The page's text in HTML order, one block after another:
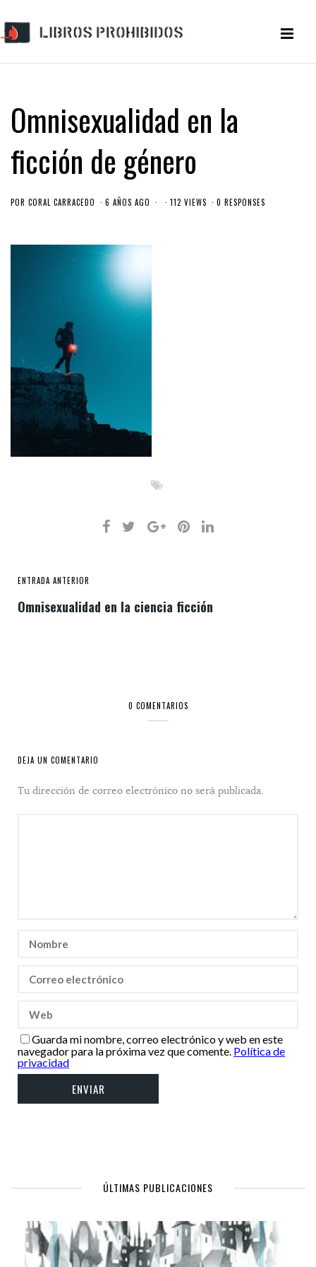
Omnisexualidad en la
ficción de género
POR CORAL CARRACEDO 6 AÑOS AGO 112 VIEWS 0 RESPONSES
ENTRADA ANTERIOR
Omnisexualidad en la ciencia ficción
0 COMENTARIOS
DEJA UN COMENTARIO
Tu dirección de correo electrónico no será publicada.
Guarda mi nombre, correo electrónico y web en este
navegador para la próxima vez que comente. Política de
privacidad
ÚLTIMAS PUBLICACIONES